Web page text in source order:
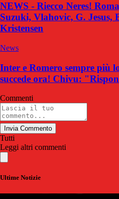
NEWS - Riecco Neres!
Suzuki, Vlahovic, G. Jesus,
Kristensen
News
Inter e Romero sempre più
succede ora! Chivu:
Commenti
Invia Commento
Tutti
Leggi altri commenti
Ultime Notizie